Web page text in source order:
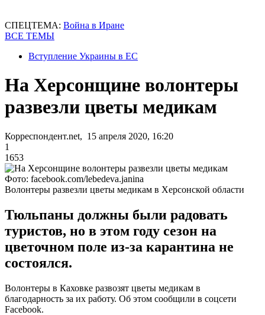
СПЕЦТЕМА: Война в Иране
ВСЕ ТЕМЫ
Вступление Украины в ЕС
На Херсонщине волонтеры
развезли цветы медикам
Корреспондент.net, 15 апреля 2020, 16:20
1
1653
Фото: facebook.com/lebedeva.janina
Волонтеры развезли цветы медикам в Херсонской области
Тюльпаны должны были радовать
туристов, но в этом году сезон на
цветочном поле из-за карантина не
состоялся.
Волонтеры в Каховке развозят цветы медикам в
благодарность за их работу. Об этом сообщили в соцсети
Facebook.